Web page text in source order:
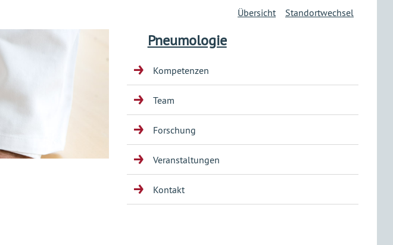
Standortwechsel
Übersicht
Pneumologie
Kompetenzen
Team
Forschung
Veranstaltungen
Kontakt